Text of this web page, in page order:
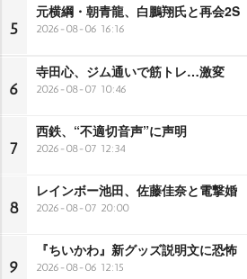
5
元横綱・朝青龍、白鵬翔氏と再会2S
2026-08-06 16:16
6
寺田心、ジム通いで筋トレ…激変
2026-08-07 10:46
7
西鉄、“不適切音声”に声明
2026-08-07 12:34
8
レインボー池田、佐藤佳奈と電撃婚
2026-08-07 20:00
9
『ちいかわ』新グッズ説明文に恐怖
2026-08-06 12:15